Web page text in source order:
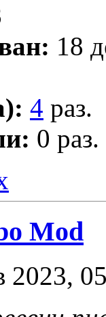
18
4 раз.
0 раз.
Mod
2023,